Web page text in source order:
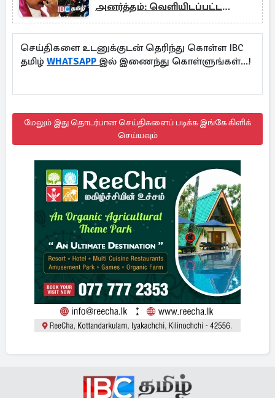
அனர்த்தம்: வெளியிடப்பட்ட
அறிக்கை
செய்திகளை உடனுக்குடன் தெரிந்து கொள்ள IBC
தமிழ் WHATSAPP இல் இணைந்து கொள்ளுங்கள்...!
மேலும் இது தொடர்பான செய்திகளைப் படிக்க இங்கே கிளிக்
செய்யவும்